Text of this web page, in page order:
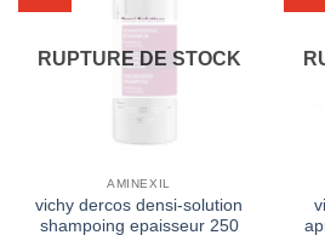
RUPTURE DE STOCK
AMINEXIL
vichy dercos densi-solution
shampoing epaisseur 250